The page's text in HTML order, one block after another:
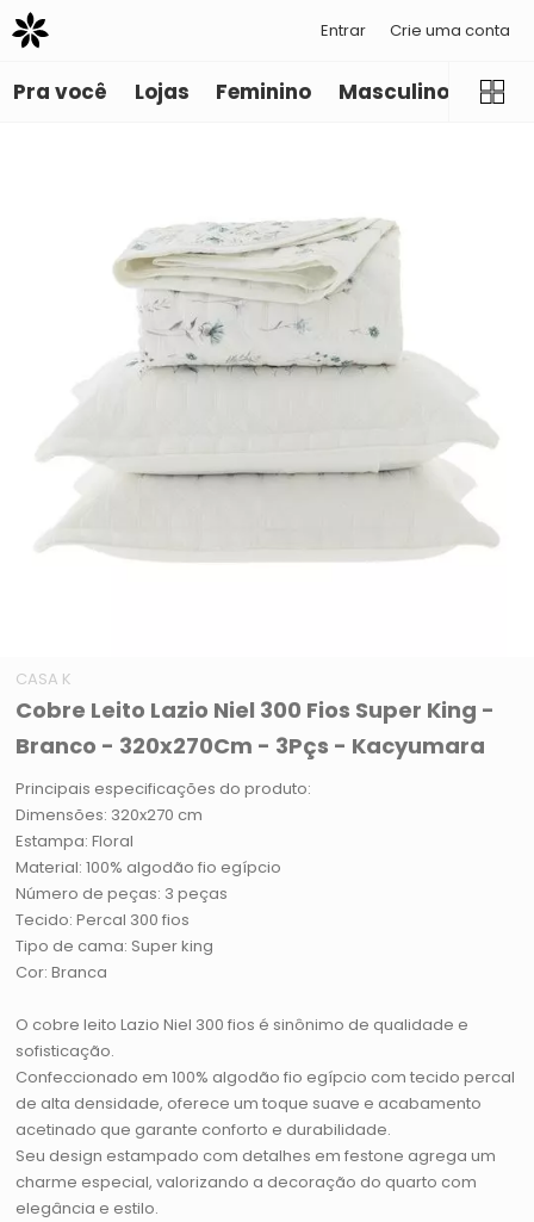
Entrar Crie uma conta
Pra você Lojas Feminino Masculino
CASA K
Cobre Leito Lazio Niel 300 Fios Super King -
Branco - 320x270Cm - 3Pçs - Kacyumara
Principais especificações do produto:
Dimensões: 320x270 cm
Estampa: Floral
Material: 100% algodão fio egípcio
Número de peças: 3 peças
Tecido: Percal 300 fios
Tipo de cama: Super king
Cor: Branca
O cobre leito Lazio Niel 300 fios é sinônimo de qualidade e
sofisticação.
Confeccionado em 100% algodão fio egípcio com tecido percal
de alta densidade, oferece um toque suave e acabamento
acetinado que garante conforto e durabilidade.
Seu design estampado com detalhes em festone agrega um
charme especial, valorizando a decoração do quarto com
elegância e estilo.